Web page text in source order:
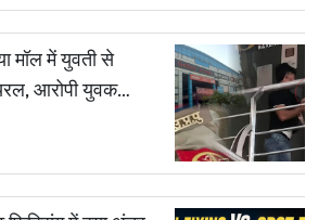
मॉल में युवती से
आरोपी युवक